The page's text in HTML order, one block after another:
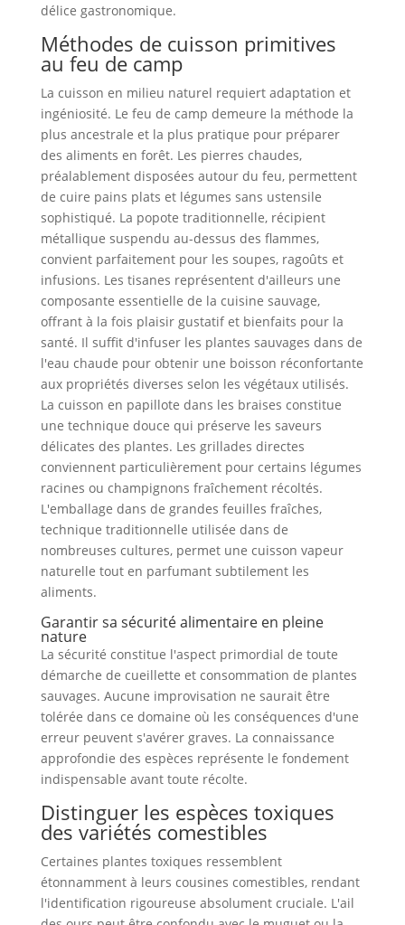
délice gastronomique.
Méthodes de cuisson primitives
au feu de camp
La cuisson en milieu naturel requiert adaptation et
ingéniosité. Le feu de camp demeure la méthode la
plus ancestrale et la plus pratique pour préparer
des aliments en forêt. Les pierres chaudes,
préalablement disposées autour du feu, permettent
de cuire pains plats et légumes sans ustensile
sophistiqué. La popote traditionnelle, récipient
métallique suspendu au-dessus des flammes,
convient parfaitement pour les soupes, ragoûts et
infusions. Les tisanes représentent d'ailleurs une
composante essentielle de la cuisine sauvage,
offrant à la fois plaisir gustatif et bienfaits pour la
santé. Il suffit d'infuser les plantes sauvages dans de
l'eau chaude pour obtenir une boisson réconfortante
aux propriétés diverses selon les végétaux utilisés.
La cuisson en papillote dans les braises constitue
une technique douce qui préserve les saveurs
délicates des plantes. Les grillades directes
conviennent particulièrement pour certains légumes
racines ou champignons fraîchement récoltés.
L'emballage dans de grandes feuilles fraîches,
technique traditionnelle utilisée dans de
nombreuses cultures, permet une cuisson vapeur
naturelle tout en parfumant subtilement les
aliments.
Garantir sa sécurité alimentaire en pleine
nature
La sécurité constitue l'aspect primordial de toute
démarche de cueillette et consommation de plantes
sauvages. Aucune improvisation ne saurait être
tolérée dans ce domaine où les conséquences d'une
erreur peuvent s'avérer graves. La connaissance
approfondie des espèces représente le fondement
indispensable avant toute récolte.
Distinguer les espèces toxiques
des variétés comestibles
Certaines plantes toxiques ressemblent
étonnamment à leurs cousines comestibles, rendant
l'identification rigoureuse absolument cruciale. L'ail